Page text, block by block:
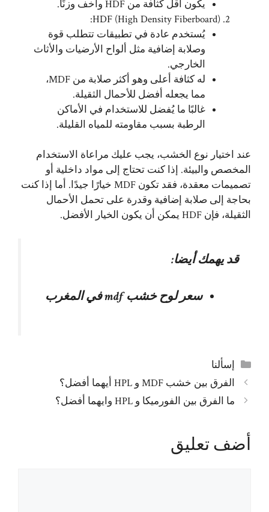
يكون أقل كثافة من HDF وأخف وزنًا.
HDF (High Density Fiberboard):
يُستخدم عادة في تطبيقات تتطلب قوة
وصلابة إضافية مثل ألواح الأرضيات والأثاث
الخارجي.
له كثافة أعلى وهو أكثر صلابة من MDF،
مما يجعله أفضل للأحمال الثقيلة.
غالبًا ما يُفضل للاستخدام في الأماكن
الرطبة بسبب مقاومته للمياه القليلة.
عند اختيار نوع الخشب، يجب عليك مراعاة الاستخدام
المخصص والبيئة. إذا كنت تحتاج إلى مواد داخلية أو
تصميمات معقدة، فقد تكون MDF خيارًا جيدًا. أما إذا كنت
بحاجة إلى صلابة إضافية وقدرة على تحمل الأحمال
الثقيلة، فإن HDF يمكن أن يكون الخيار الأفضل.
قد يهمك أيضا:
سعر لوح خشب mdf في المغرب
التصنيفات
إسألنا
الفرق بين خشب MDF و HPL أيهما أفضل؟
ما الفرق بين الفورميكا و HPL وايهما أفضل؟
أضف تعليق